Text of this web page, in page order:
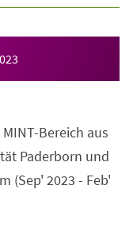
Bereich aus
Paderborn und
(Sep' 2023 - Feb'